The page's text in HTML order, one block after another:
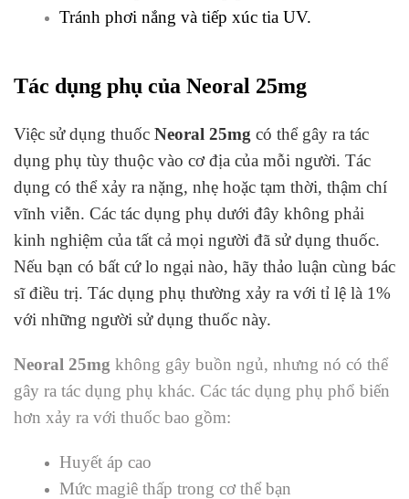
Tránh phơi nắng và tiếp xúc tia UV.
Tác dụng phụ của Neoral 25mg
Việc sử dụng thuốc Neoral 25mg có thể gây ra tác
dụng phụ tùy thuộc vào cơ địa của mỗi người. Tác
dụng có thể xảy ra nặng, nhẹ hoặc tạm thời, thậm chí
vĩnh viễn. Các tác dụng phụ dưới đây không phải
kinh nghiệm của tất cả mọi người đã sử dụng thuốc.
Nếu bạn có bất cứ lo ngại nào, hãy thảo luận cùng bác
sĩ điều trị. Tác dụng phụ thường xảy ra với tỉ lệ là 1%
với những người sử dụng thuốc này.
Neoral 25mg không gây buồn ngủ, nhưng nó có thể
gây ra tác dụng phụ khác. Các tác dụng phụ phổ biến
hơn xảy ra với thuốc bao gồm:
Huyết áp cao
Mức magiê thấp trong cơ thể bạn